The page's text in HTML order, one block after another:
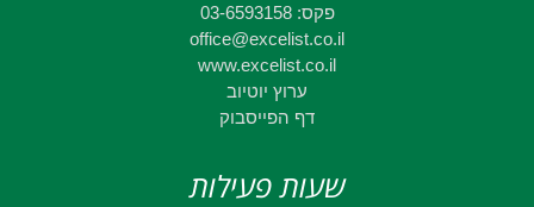
פקס: 03-6593158
office@excelist.co.il
www.excelist.co.il
ערוץ יוטיוב
דף הפייסבוק
שעות פעילות